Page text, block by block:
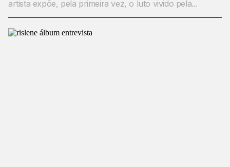
artista expõe, pela primeira vez, o luto vivido pela...